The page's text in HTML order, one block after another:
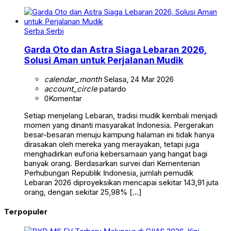
Serba Serbi
Garda Oto dan Astra Siaga Lebaran 2026,
Solusi Aman untuk Perjalanan Mudik
calendar_monthSelasa, 24 Mar 2026
account_circlepatardo
0Komentar
Setiap menjelang Lebaran, tradisi mudik kembali menjadi
momen yang dinanti masyarakat Indonesia. Pergerakan
besar-besaran menuju kampung halaman ini tidak hanya
dirasakan oleh mereka yang merayakan, tetapi juga
menghadirkan euforia kebersamaan yang hangat bagi
banyak orang. Berdasarkan survei dari Kementerian
Perhubungan Republik Indonesia, jumlah pemudik
Lebaran 2026 diproyeksikan mencapai sekitar 143,91 juta
orang, dengan sekitar 25,98% […]
Terpopuler